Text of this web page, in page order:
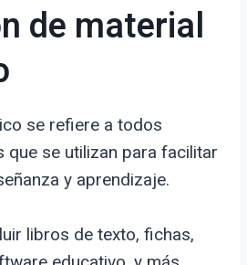
de material
se refiere a todos
que se utilizan para facilitar
y aprendizaje.
libros de texto, fichas,